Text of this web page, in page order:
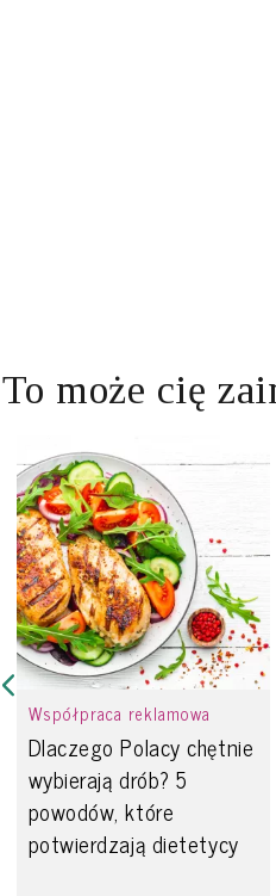
To może cię
Współpraca reklamowa
Dlaczego Polacy chętnie
wybierają drób? 5
powodów, które
potwierdzają dietetycy